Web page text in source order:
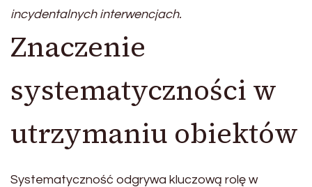
incydentalnych interwencjach.
Znaczenie
systematyczności w
utrzymaniu obiektów
Systematyczność odgrywa kluczową rolę w